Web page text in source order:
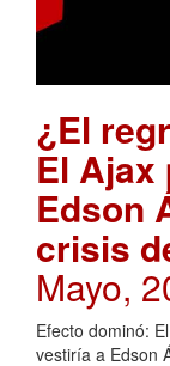
¿El
El Ajax
Edson
crisis
Mayo,
Efecto dominó:
vestiría a Edson